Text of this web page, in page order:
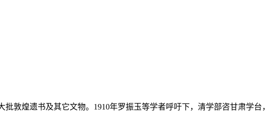
敦煌遗书及其它文物。1910年罗振玉等学者呼吁下，清学部咨甘肃学台，